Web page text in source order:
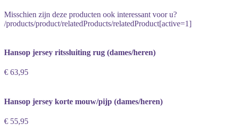
Misschien zijn deze producten ook interessant voor u?
/products/product/relatedProducts/relatedProduct[active=1]
Hansop jersey ritssluiting rug (dames/heren)
€ 63,95
Hansop jersey korte mouw/pijp (dames/heren)
€ 55,95